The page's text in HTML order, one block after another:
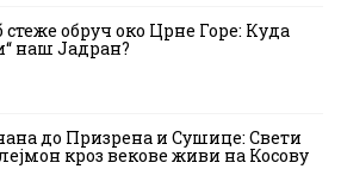
стеже обруч око Црне Горе: Куда
наш Јадран?
до Призрена и Сушице: Свети
кроз векове живи на Косову